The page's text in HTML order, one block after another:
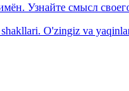
Узнайте смысл
O'zingiz va